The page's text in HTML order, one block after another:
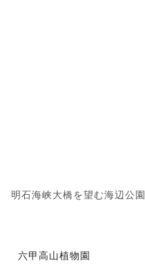
明石海峡大橋を望む海辺公園
六甲高山植物園